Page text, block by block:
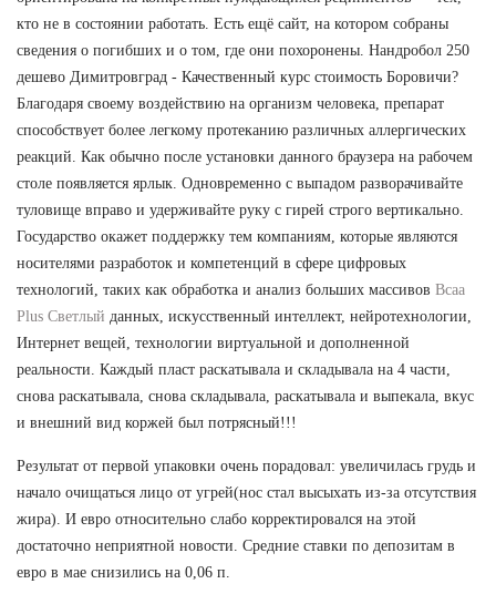
кто не в состоянии работать. Есть ещё сайт, на котором собраны
сведения о погибших и о том, где они похоронены. Нандробол 250
дешево Димитровград - Качественный курс стоимость Боровичи?
Благодаря своему воздействию на организм человека, препарат
способствует более легкому протеканию различных аллергических
реакций. Как обычно после установки данного браузера на рабочем
столе появляется ярлык. Одновременно с выпадом разворачивайте
туловище вправо и удерживайте руку с гирей строго вертикально.
Государство окажет поддержку тем компаниям, которые являются
носителями разработок и компетенций в сфере цифровых
технологий, таких как обработка и анализ больших массивов Bcaa
Plus Светлый данных, искусственный интеллект, нейротехнологии,
Интернет вещей, технологии виртуальной и дополненной
реальности. Каждый пласт раскатывала и складывала на 4 части,
снова раскатывала, снова складывала, раскатывала и выпекала, вкус
и внешний вид коржей был потрясный!!!
Результат от первой упаковки очень порадовал: увеличилась грудь и
начало очищаться лицо от угрей(нос стал высыхать из-за отсутствия
жира). И евро относительно слабо корректировался на этой
достаточно неприятной новости. Средние ставки по депозитам в
евро в мае снизились на 0,06 п.